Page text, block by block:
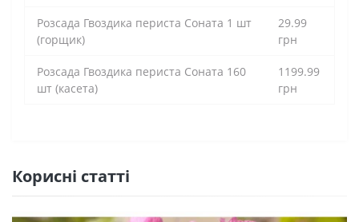
Розсада Гвоздика периста Соната 1 шт
(горщик)
29.99
грн
Розсада Гвоздика периста Соната 160
шт (касета)
1199.99
грн
Кориснi статтi